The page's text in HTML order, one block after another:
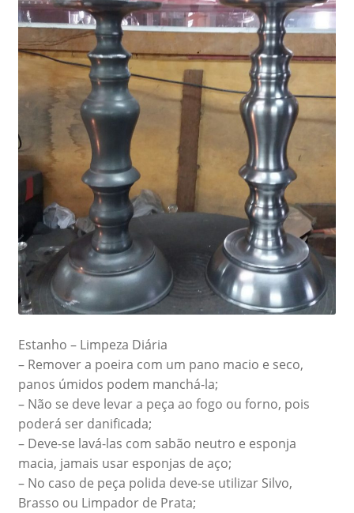
Estanho – Limpeza Diária
– Remover a poeira com um pano macio e seco,
panos úmidos podem manchá-la;
– Não se deve levar a peça ao fogo ou forno, pois
poderá ser danificada;
– Deve-se lavá-las com sabão neutro e esponja
macia, jamais usar esponjas de aço;
– No caso de peça polida deve-se utilizar Silvo,
Brasso ou Limpador de Prata;